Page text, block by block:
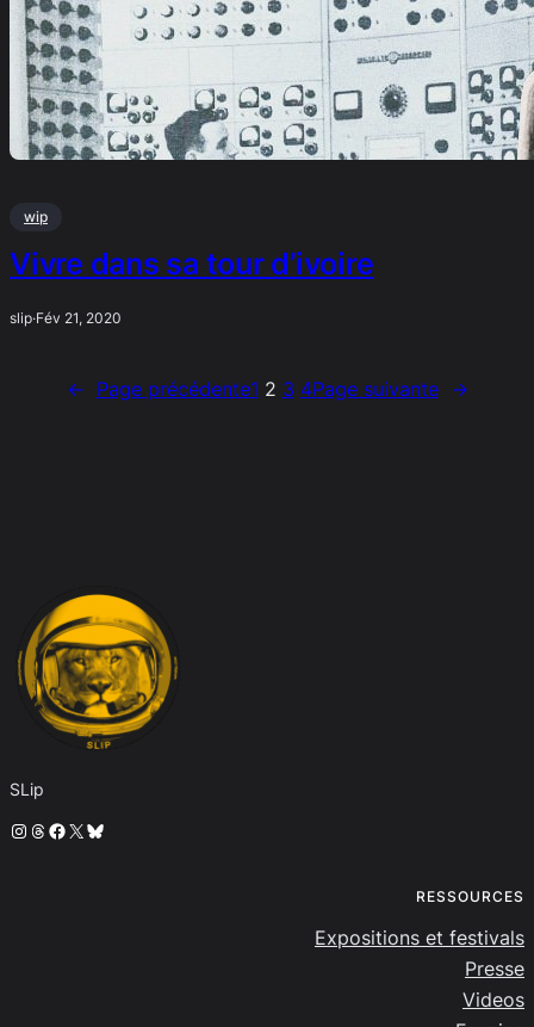
wip
Vivre dans sa tour d’ivoire
slip·Fév 21, 2020
← Page précédente1 2 3 4Page suivante →
SLip
Instagram
Threads
Facebook
X Bluesky
RESSOURCES
Expositions et festivals
Presse
Videos